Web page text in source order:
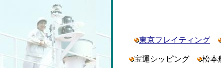
東京フレイティング
宝運シッピング 松